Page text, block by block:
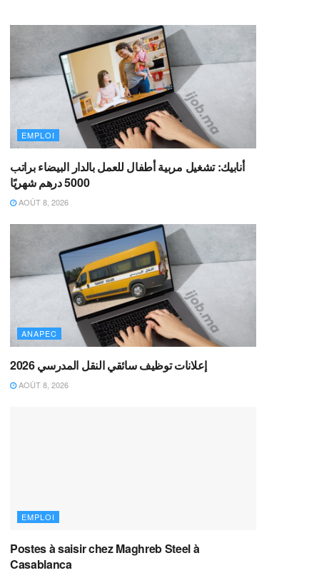
EMPLOI
أنابيك: تشغيل مربية أطفال للعمل بالدار البيضاء براتب
5000 درهم شهريًا
AOÛT 8, 2026
ANAPEC
إعلانات توظيف سائقي النقل المدرسي 2026
AOÛT 8, 2026
EMPLOI
Postes à saisir chez Maghreb Steel à
Casablanca